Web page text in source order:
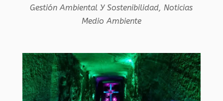
Gestión Ambiental Y Sostenibilidad,Noticias
Medio Ambiente